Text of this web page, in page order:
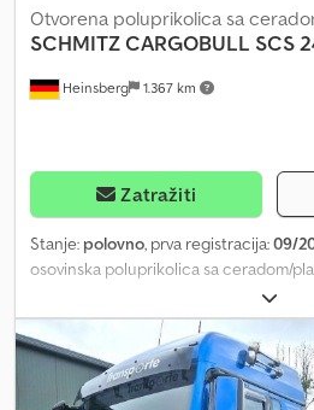
Heinsberg 1.367 km
Otvorena poluprikolica sa
SCHMITZ CARGOBULL SCS
Zatražiti
Stanje: polovno, prva registracija:09/
osovinska poluprikolica sa ceradom/
SCS 24/L, prvi put registrovana: 09/
cerada, vazdušno oslanjanje, disk
rezervnog točka, sertifikat o
letve, portal vrata, gume 385/65 R22,5